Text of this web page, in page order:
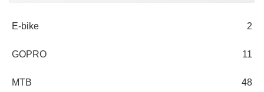
E-bike 2
GOPRO 11
MTB 48